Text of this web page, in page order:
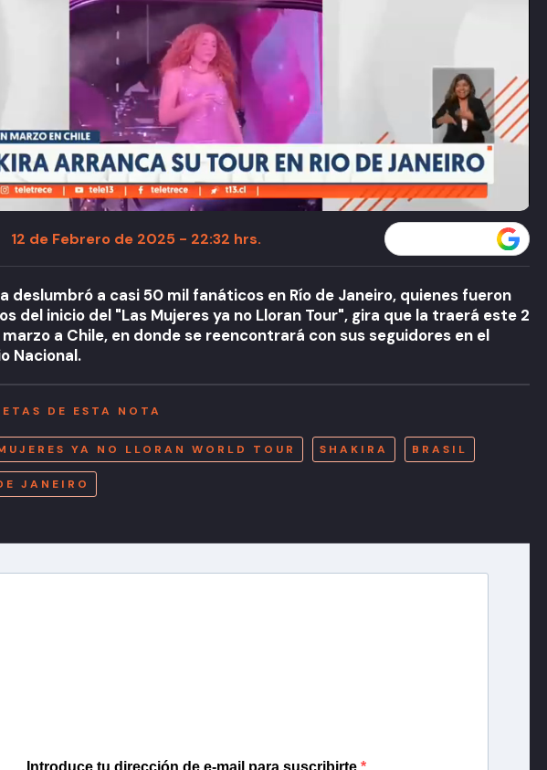
12 de Febrero de 2025 - 22:32 hrs.
deslumbró a casi 50 mil fanáticos en Río de Janeiro, quienes fueron
del inicio del "Las Mujeres ya no Lloran Tour", gira que la traerá este 2
a Chile, en donde se reencontrará con sus seguidores en el
Nacional.
DE ESTA NOTA
YA NO LLORAN WORLD TOUR SHAKIRA BRASIL
JANEIRO